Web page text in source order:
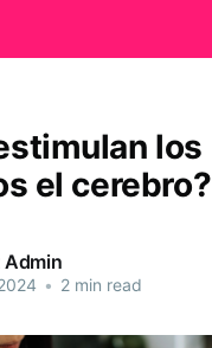
los
el cerebro?
Admin
• 2 min read